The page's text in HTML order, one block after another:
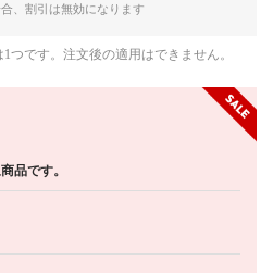
、割引は無効になります
です。注文後の適用はできません。
品です。